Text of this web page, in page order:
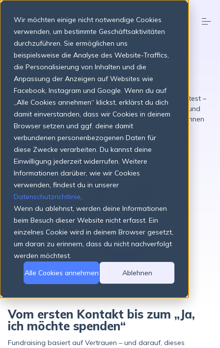
Wir möchten einige nicht notwendige Cookies
verwenden, um bestimmte Geschäftsaktivitäten
durchzuführen. Sie ermöglichen uns
beispielsweise die Analyse des Website-Traffics,
die Personalisierung von Inhalten und die
Anpassung der Anzeigen auf Websites wie
Facebook, Instagram und Google. Wenn du auf
„Alle Cookies annehmen“ klickst, erklärst du dich
damit einverstanden, dass wir Cookies in deinem
Browser setzen und ggf. deine damit
verbundenen personenbezogenen Daten für
diese Zwecke verarbeiten. Du kannst deine
Einwilligung jederzeit widerrufen. Weitere
Informationen darüber, wie wir Cookies
verwenden, findest du in unserer
Datenschutzrichtlinie.
Wenn du ablehnst, werden deine Informationen
beim Besuch dieser Website nicht erfasst. Ein
einzelnes Cookie wird in deinem Browser gesetzt,
um daran zu erinnern, dass du nicht nachverfolgt
werden möchtest.
Alle Cookies annehmen
Ablehnen
S
Produkte
Preise
Über uns
Ressourcen
Login Jetzt starten
There are no suggestions because the search field is empty.
DonorJourney
Unterstützer:innen auf jedem Schritt begleiten
Erfahre, wie du bedeutungsvolle Donor Journeys gestaltest –
um Vertrauen aufzubauen, zum Handeln zu motivieren und
aus einmaligen Spender:innen langfristige Unterstützer:innen
zu machen.
Vom ersten Kontakt bis zum „Ja,
ich möchte spenden“
Fundraising basiert auf Vertrauen – und darauf, dieses